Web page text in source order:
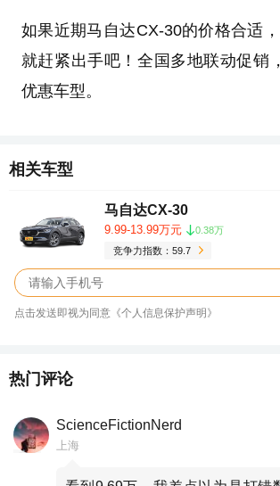
如果近期马自达CX-30的价格合适
就赶紧出手吧！全国多地联动促销
优惠车型。
相关车型
马自达CX-30
9.99-13.99万元
0.38万
竞争力指数：59.7
点击发送即视为同意《个人信息保护声明》
热门评论
ScienceFictionNerd
上海